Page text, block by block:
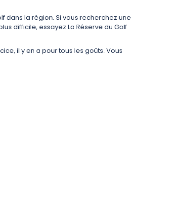
dans la région. Si vous recherchez une
difficile, essayez La Réserve du Golf
il y en a pour tous les goûts. Vous